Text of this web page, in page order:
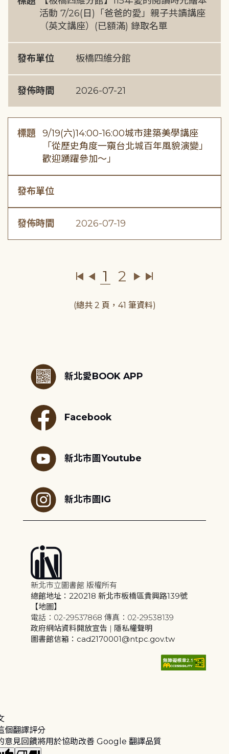
活動 7/26(日)「爸爸的愛」親子共讀講座
（英文講座）(已額滿) 錄取名單
發布單位 板橋四維分館
發佈時間 2026-07-21
標題 9/19(六)14:00-16:00城市建築美學講座
「從歷史角度一窺台北城百年風貌演變」
歡迎踴躍參加～」
發布單位
發佈時間 2026-07-19
1 2
(總共 2 頁，41 筆資料)
新北愛BOOK APP
Facebook
新北市圖Youtube
新北市圖IG
新北市立圖書館 版權所有
總館地址：220218 新北市板橋區貴興路139號
【地圖】
電話：02-29537868 傳真：02-29538139
政府網站資料開放宣告 | 隱私權聲明
圖書館信箱：cad2170001@ntpc.gov.tw
個翻譯評分
意見回饋將用於協助改善 Google 翻譯品質